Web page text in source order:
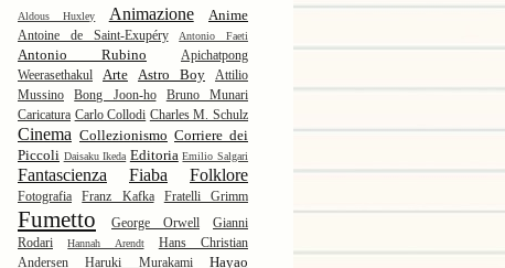
Aldous Huxley Animazione Anime
Antoine de Saint-Exupéry Antonio Faeti
Antonio Rubino
Apichatpong
Weerasethakul
Arte Astro Boy
Attilio
Mussino
Bong Joon-ho
Bruno Munari
Caricatura Carlo Collodi Charles M. Schulz
Cinema Collezionismo Corriere dei
Piccoli Daisaku Ikeda Editoria Emilio Salgari
Fantascienza Fiaba Folklore
Fotografia Franz Kafka Fratelli Grimm
Fumetto George Orwell
Gianni
Rodari
Hannah Arendt
Hans Christian
Andersen
Haruki Murakami
Hayao